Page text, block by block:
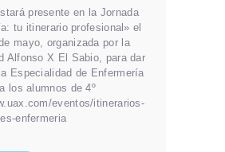
presente en la Jornada
tu itinerario profesional» el
mayo, organizada por la
Alfonso X El Sabio, para dar
Especialidad de Enfermería
los alumnos de 4º
eventos/itinerarios-
enfermeria